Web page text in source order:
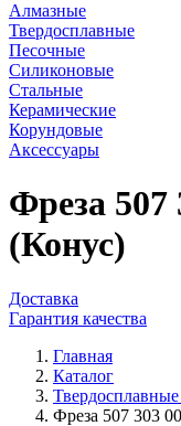
Алмазные
Твердосплавные
Песочные
Силиконовые
Стальные
Керамические
Корундовые
Аксессуары
Фреза 507
(Конус)
Доставка
Гарантия качества
Главная
Каталог
Фреза 507 303